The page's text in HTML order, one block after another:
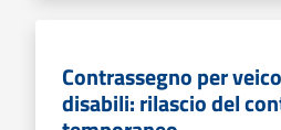
Contrassegno per
disabili: rilascio del